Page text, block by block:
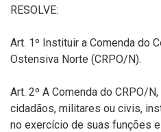
RESOLVE:
Art. 1º Instituir a Comenda do
Ostensiva Norte (CRPO/N).
Art. 2º A Comenda do CRPO/
cidadãos, militares ou civis,
no exercício de suas funções